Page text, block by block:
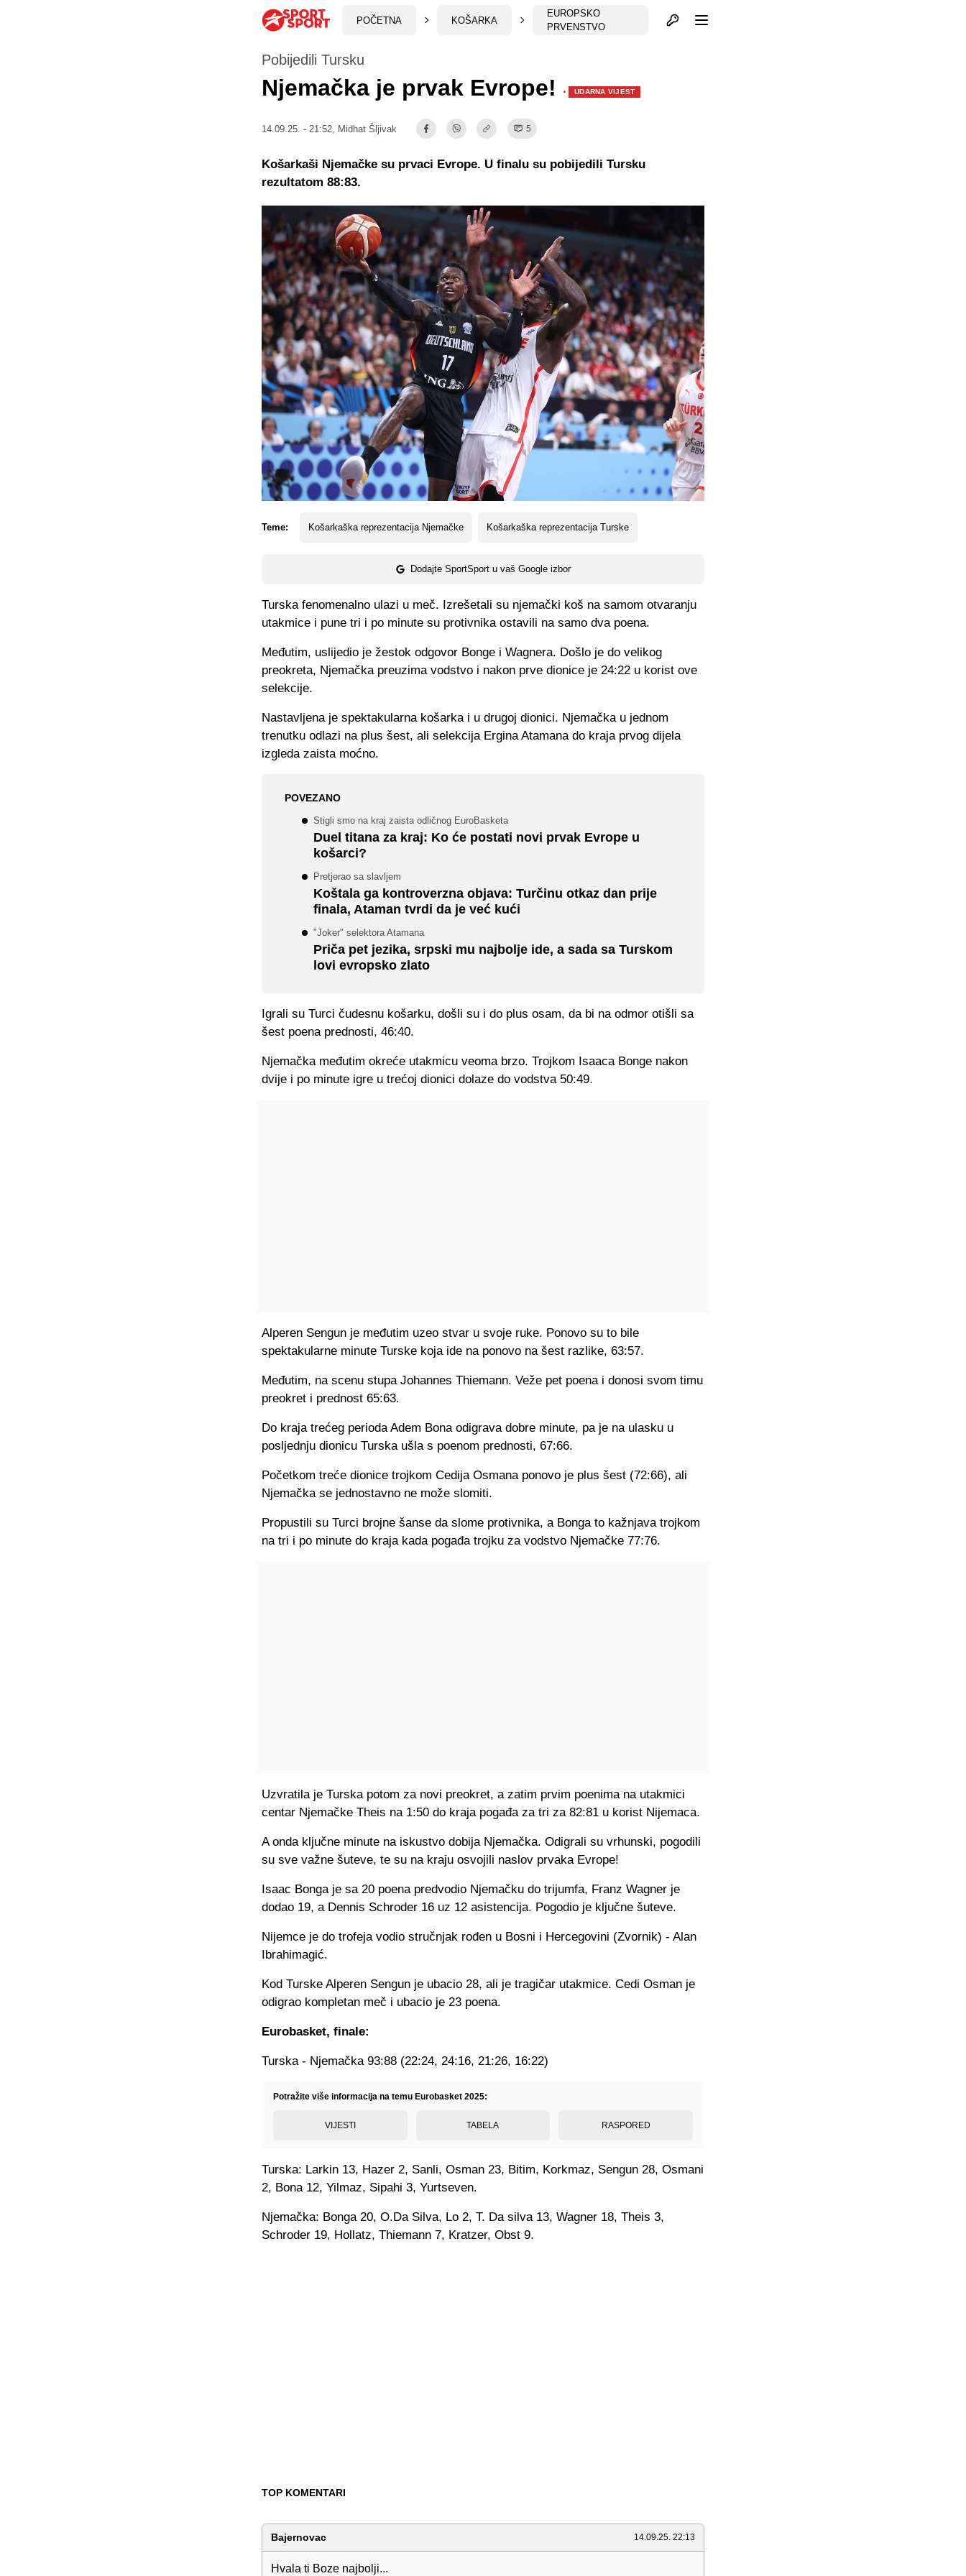
POČETNA KOŠARKA
EUROPSKO
PRVENSTVO
Otvori profil
Pobijedili Tursku
Njemačka je prvak Evrope! · UDARNA VIJEST
14.09.25. - 21:52, Midhat Šljivak 5
Teme: Košarkaška reprezentacija Njemačke Košarkaška reprezentacija Turske
Dodajte SportSport u vaš Google izbor
Košarkaši Njemačke su prvaci Evrope. U finalu su pobijedili Tursku
rezultatom 88:83.
Turska fenomenalno ulazi u meč. Izrešetali su njemački koš na samom otvaranju
utakmice i pune tri i po minute su protivnika ostavili na samo dva poena.
Međutim, uslijedio je žestok odgovor Bonge i Wagnera. Došlo je do velikog
preokreta, Njemačka preuzima vodstvo i nakon prve dionice je 24:22 u korist ove
selekcije.
Nastavljena je spektakularna košarka i u drugoj dionici. Njemačka u jednom
trenutku odlazi na plus šest, ali selekcija Ergina Atamana do kraja prvog dijela
izgleda zaista moćno.
POVEZANO
Stigli smo na kraj zaista odličnog EuroBasketa
Duel titana za kraj: Ko će postati novi prvak Evrope u
košarci?
Pretjerao sa slavljem
Koštala ga kontroverzna objava: Turčinu otkaz dan prije
finala, Ataman tvrdi da je već kući
"Joker" selektora Atamana
Priča pet jezika, srpski mu najbolje ide, a sada sa Turskom
lovi evropsko zlato
Igrali su Turci čudesnu košarku, došli su i do plus osam, da bi na odmor otišli sa
šest poena prednosti, 46:40.
Njemačka međutim okreće utakmicu veoma brzo. Trojkom Isaaca Bonge nakon
dvije i po minute igre u trećoj dionici dolaze do vodstva 50:49.
Alperen Sengun je međutim uzeo stvar u svoje ruke. Ponovo su to bile
spektakularne minute Turske koja ide na ponovo na šest razlike, 63:57.
Međutim, na scenu stupa Johannes Thiemann. Veže pet poena i donosi svom timu
preokret i prednost 65:63.
Do kraja trećeg perioda Adem Bona odigrava dobre minute, pa je na ulasku u
posljednju dionicu Turska ušla s poenom prednosti, 67:66.
Početkom treće dionice trojkom Cedija Osmana ponovo je plus šest (72:66), ali
Njemačka se jednostavno ne može slomiti.
Propustili su Turci brojne šanse da slome protivnika, a Bonga to kažnjava trojkom
na tri i po minute do kraja kada pogađa trojku za vodstvo Njemačke 77:76.
Uzvratila je Turska potom za novi preokret, a zatim prvim poenima na utakmici
centar Njemačke Theis na 1:50 do kraja pogađa za tri za 82:81 u korist Nijemaca.
A onda ključne minute na iskustvo dobija Njemačka. Odigrali su vrhunski, pogodili
su sve važne šuteve, te su na kraju osvojili naslov prvaka Evrope!
Isaac Bonga je sa 20 poena predvodio Njemačku do trijumfa, Franz Wagner je
dodao 19, a Dennis Schroder 16 uz 12 asistencija. Pogodio je ključne šuteve.
Nijemce je do trofeja vodio stručnjak rođen u Bosni i Hercegovini (Zvornik) - Alan
Ibrahimagić.
Kod Turske Alperen Sengun je ubacio 28, ali je tragičar utakmice. Cedi Osman je
odigrao kompletan meč i ubacio je 23 poena.
Eurobasket, finale:
Turska - Njemačka 93:88 (22:24, 24:16, 21:26, 16:22)
Potražite više informacija na temu Eurobasket 2025:
VIJESTI TABELA RASPORED
Turska: Larkin 13, Hazer 2, Sanli, Osman 23, Bitim, Korkmaz, Sengun 28, Osmani
2, Bona 12, Yilmaz, Sipahi 3, Yurtseven.
Njemačka: Bonga 20, O.Da Silva, Lo 2, T. Da silva 13, Wagner 18, Theis 3,
Schroder 19, Hollatz, Thiemann 7, Kratzer, Obst 9.
TOP KOMENTARI
Bajernovac 14.09.25. 22:13
Hvala ti Boze najbolji...